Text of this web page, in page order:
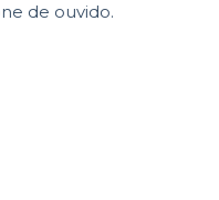
de ouvido.